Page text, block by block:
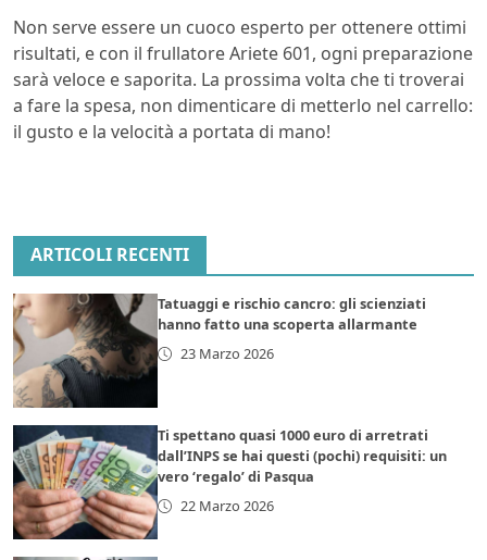
Non serve essere un cuoco esperto per ottenere ottimi
risultati, e con il frullatore Ariete 601, ogni preparazione
sarà veloce e saporita. La prossima volta che ti troverai
a fare la spesa, non dimenticare di metterlo nel carrello:
il gusto e la velocità a portata di mano!
ARTICOLI RECENTI
Tatuaggi e rischio cancro: gli scienziati
hanno fatto una scoperta allarmante
23 Marzo 2026
Ti spettano quasi 1000 euro di arretrati
dall’INPS se hai questi (pochi) requisiti: un
vero ‘regalo’ di Pasqua
22 Marzo 2026